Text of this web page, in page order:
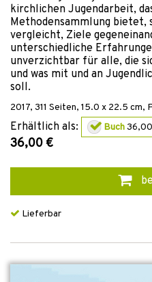
kirchlichen Jugendarbeit,
Methodensammlung bietet,
vergleicht, Ziele
unterschiedliche
unverzichtbar für alle, die
und was mit und an
soll.
2017, 311 Seiten, 15.0 x 22.5 cm,
Erhältlich als: Buch
36,00 €
Lieferbar